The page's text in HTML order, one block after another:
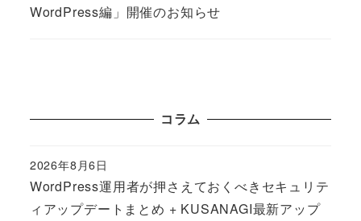
WordPress編」開催のお知らせ
コラム
WordPress運用者が押さえておくべきセキュリテ
ィアップデートまとめ + KUSANAGI最新アップ
Published
2026年8月6日